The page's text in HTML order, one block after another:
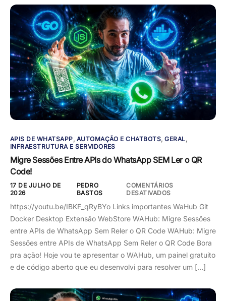
APIS DE WHATSAPP, AUTOMAÇÃO E CHATBOTS,GERAL,
INFRAESTRUTURA E SERVIDORES
Migre Sessões Entre APIs do WhatsApp SEM Ler o QR
Code!
17 DE JULHO DE
2026
PEDRO
BASTOS
COMENTÁRIOS
DESATIVADOS
https://youtu.be/IBKF_qRyBYo Links importantes WaHub Git
Docker Desktop Extensão WebStore WAHub: Migre Sessões
entre APIs de WhatsApp Sem Reler o QR Code WAHub: Migre
Sessões entre APIs de WhatsApp Sem Reler o QR Code Bora
pra ação! Hoje vou te apresentar o WAHub, um painel gratuito
e de código aberto que eu desenvolvi para resolver um […]